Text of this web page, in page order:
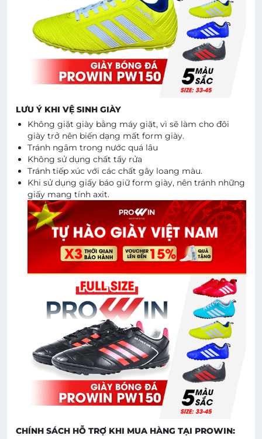
LƯU Ý KHI VỆ SINH GIÀY
Không giặt giày bằng máy giặt, vì sẽ làm cho đôi
giày trở nên biến dạng mất form giày.
Tránh ngâm trong nước quá lâu
Không sử dụng chất tẩy rửa
Tránh tiếp xúc với các chất gây loang màu.
Khi sử dụng giấy báo giữ form giày, nên tránh những
giấy mang tính axit.
CHÍNH SÁCH HỖ TRỢ KHI MUA HÀNG TẠI PROWIN: